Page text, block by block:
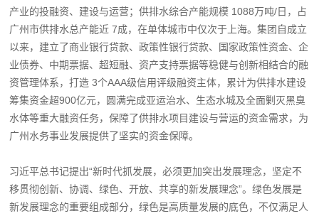
产业的投融资、建设与运营；供排水综合产能规模 1088万吨/日，占
广州市供排水总产能近 7成，在单体城市中仅次于上海。集团自成立
以来，建立了商业银行贷款、政策性银行贷款、国家政策性资金、企
业债券、中期票据、超短融、资产支持票据等稳健与创新相结合的融
资管理体系，打造 3个AAA级信用评级融资主体，累计为供排水建设
筹集资金超900亿元，圆满完成亚运治水、生态水城及全面剿灭黑臭
水体等重大融资任务，保障了供排水项目建设与营运的资金需求，为
广州水务事业发展提供了坚实的资金保障。
习近平总书记提出“新时代抓发展，必须更加突出发展理念，坚定不
移贯彻创新、协调、绿色、开放、共享的新发展理念”。绿色发展是
新发展理念的重要组成部分，绿色是高质量发展的底色，不仅满足人